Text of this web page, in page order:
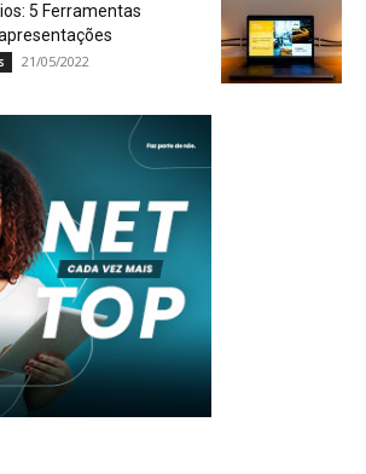
5 Ferramentas
21/05/2022